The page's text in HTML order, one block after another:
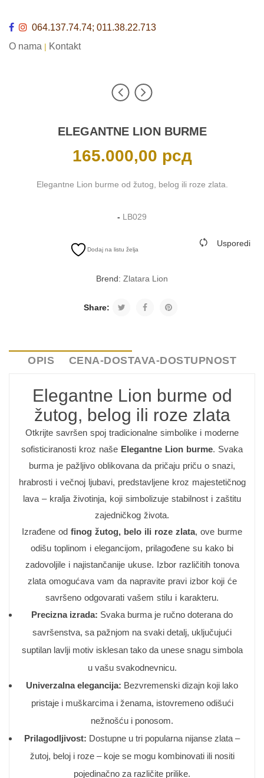
064.137.74.74; 011.38.22.713
O nama | Kontakt
ELEGANTNE LION BURME
165.000,00 рсд
Elegantne Lion burme od žutog, belog ili roze zlata.
- LB029
Dodaj na listu želja
Usporedi
Brend: Zlatara Lion
Share:
OPIS CENA-DOSTAVA-DOSTUPNOST
Elegantne Lion burme od
žutog, belog ili roze zlata
Otkrijte savršen spoj tradicionalne simbolike i moderne
sofisticiranosti kroz naše Elegantne Lion burme. Svaka
burma je pažljivo oblikovana da pričaju priču o snazi,
hrabrosti i večnoj ljubavi, predstavljene kroz majestetičnog
lava – kralja životinja, koji simbolizuje stabilnost i zaštitu
zajedničkog života.
Izrađene od finog žutog, belo ili roze zlata, ove burme
odišu toplinom i elegancijom, prilagođene su kako bi
zadovoljile i najistančanije ukuse. Izbor različitih tonova
zlata omogućava vam da napravite pravi izbor koji će
savršeno odgovarati vašem stilu i karakteru.
Precizna izrada: Svaka burma je ručno doterana do
savršenstva, sa pažnjom na svaki detalj, uključujući
suptilan lavlji motiv isklesan tako da unese snagu simbola
u vašu svakodnevnicu.
Univerzalna elegancija: Bezvremenski dizajn koji lako
pristaje i muškarcima i ženama, istovremeno odišući
nežnošću i ponosom.
Prilagodljivost: Dostupne u tri popularna nijanse zlata –
žutoj, beloj i roze – koje se mogu kombinovati ili nositi
pojedinačno za različite prilike.